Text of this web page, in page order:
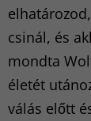
csinál, és
mondta
életét
válás előtt